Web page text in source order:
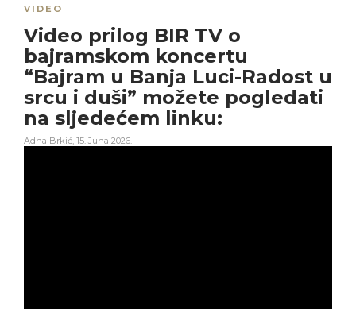
VIDEO
Video prilog BIR TV o
bajramskom koncertu
“Bajram u Banja Luci-Radost u
srcu i duši” možete pogledati
na sljedećem linku:
Adna Brkić, 15. Juna 2026.